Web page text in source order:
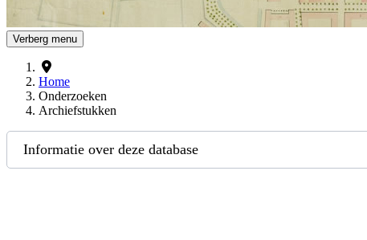
Verberg menu
Home
Onderzoeken
Archiefstukken
Informatie over deze database